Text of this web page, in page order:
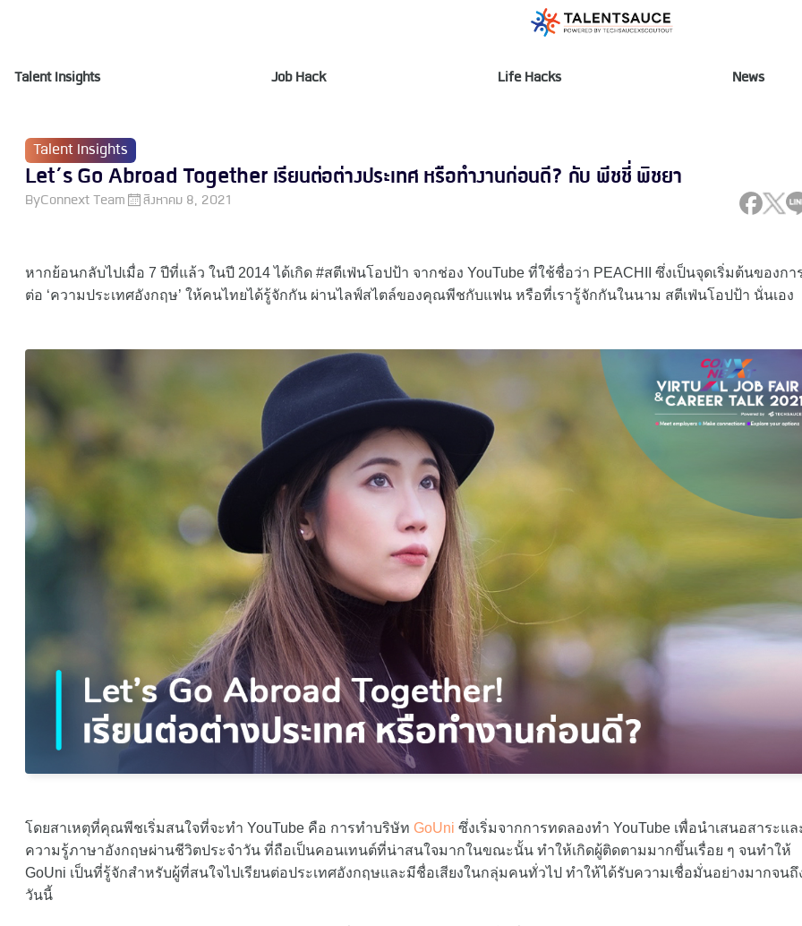
Talent Insights Job Hack Life Hacks News
Talent Insights
Let’s Go Abroad Together เรียนต่อต่างประเทศ หรือทำงานก่อนดี? กับ พีชชี่ พิชยา
ByConnext Team สิงหาคม 8, 2021
หากย้อนกลับไปเมื่อ 7 ปีที่แล้ว ในปี 2014 ได้เกิด #สตีเฟ่นโอปป้า จากช่อง YouTube ที่ใช้ชื่อว่า PEACHII ซึ่งเป็นจุดเริ่มต้นของกา
ต่อ ‘ความประเทศอังกฤษ’ ให้คนไทยได้รู้จักกัน ผ่านไลฟ์สไตล์ของคุณพีชกับแฟน หรือที่เรารู้จักกันในนาม สตีเฟ่นโอปป้า นั่นเอง
โดยสาเหตุที่คุณพีชเริ่มสนใจที่จะทำ YouTube คือ การทำบริษัท GoUni ซึ่งเริ่มจากการทดลองทำ YouTube เพื่อนำเสนอสาระแล
ความรู้ภาษาอังกฤษผ่านชีวิตประจำวัน ที่ถือเป็นคอนเทนต์ที่น่าสนใจมากในขณะนั้น ทำให้เกิดผู้ติดตามมากขึ้นเรื่อย ๆ จนทำให้
GoUni เป็นที่รู้จักสำหรับผู้ที่สนใจไปเรียนต่อประเทศอังกฤษและมีชื่อเสียงในกลุ่มคนทั่วไป ทำให้ได้รับความเชื่อมั่นอย่างมากจนถึ
วันนี้